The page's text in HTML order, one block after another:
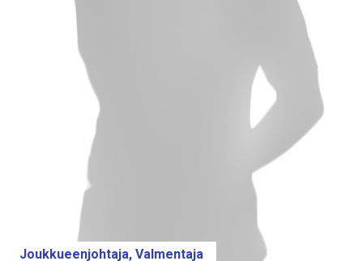
Joukkueenjohtaja, Valmentaja